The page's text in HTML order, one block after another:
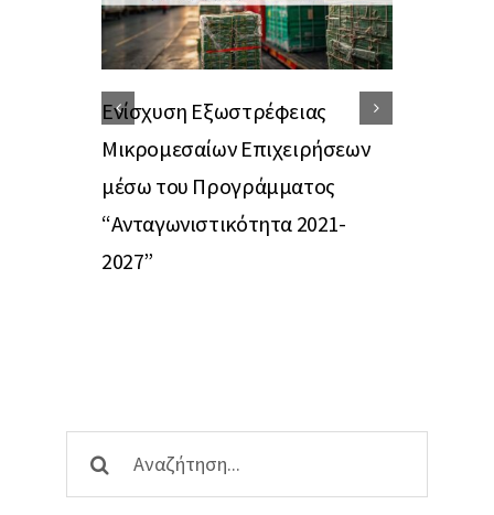
Ενίσχυση Εξωστρέφειας
Μικρομεσαίων Επιχειρήσεων
μέσω του Προγράμματος
“Ανταγωνιστικότητα 2021-
2027”